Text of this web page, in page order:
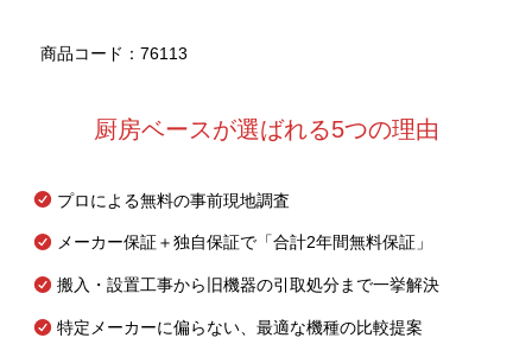
商品コード：76113
厨房ベースが選ばれる5つの理由
プロによる無料の事前現地調査
メーカー保証＋独自保証で「合計2年間無料保証」
搬入・設置工事から旧機器の引取処分まで一挙解決
特定メーカーに偏らない、最適な機種の比較提案